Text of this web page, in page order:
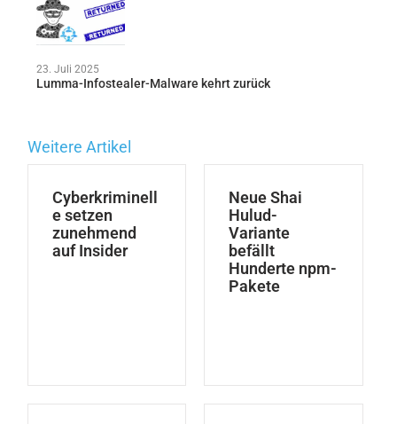
23. Juli 2025
Lumma-Infostealer-Malware kehrt zurück
Weitere Artikel
Cyberkriminell
e setzen
zunehmend
auf Insider
Neue Shai
Hulud-
Variante
befällt
Hunderte npm-
Pakete